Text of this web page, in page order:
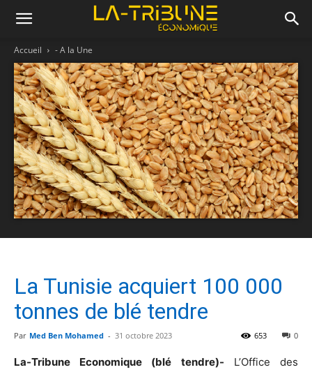
Accueil - A la Une
La Tunisie acquiert 100 000
tonnes de blé tendre
Par Med Ben Mohamed - 31 octobre 2023 0
653
La-Tribune Economique (blé tendre)- L’Office des